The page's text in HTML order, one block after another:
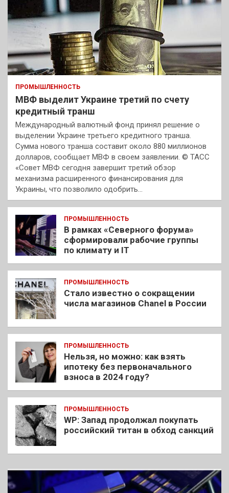
ПРОМЫШЛЕННОСТЬ
МВФ выделит Украине третий по счету
кредитный транш
Международный валютный фонд принял решение о
выделении Украине третьего кредитного транша.
Сумма нового транша составит около 880 миллионов
долларов, сообщает МВФ в своем заявлении. © ТАСС
«Совет МВФ сегодня завершит третий обзор
механизма расширенного финансирования для
Украины, что позволило одобрить…
ПРОМЫШЛЕННОСТЬ
В рамках «Северного форума»
сформировали рабочие группы
по климату и IT
ПРОМЫШЛЕННОСТЬ
Стало известно о сокращении
числа магазинов Chanel в России
ПРОМЫШЛЕННОСТЬ
Нельзя, но можно: как взять
ипотеку без первоначального
взноса в 2024 году?
ПРОМЫШЛЕННОСТЬ
WP: Запад продолжал покупать
российский титан в обход санкций